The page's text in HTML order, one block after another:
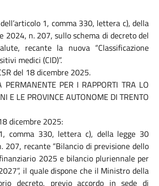
1, comma 330, lettera c), della
2024, n. 207, sullo schema di decreto del
recante la nuova “Classificazione
medici (CID)”.
del 18 dicembre 2025.
PERMANENTE PER I RAPPORTI TRA LO
E LE PROVINCE AUTONOME DI TRENTO
dicembre 2025:
comma 330, lettera c), della legge 30
207, recante “Bilancio di previsione dello
2025 e bilancio pluriennale per
il quale dispone che il Ministro della
decreto, previo accordo in sede di